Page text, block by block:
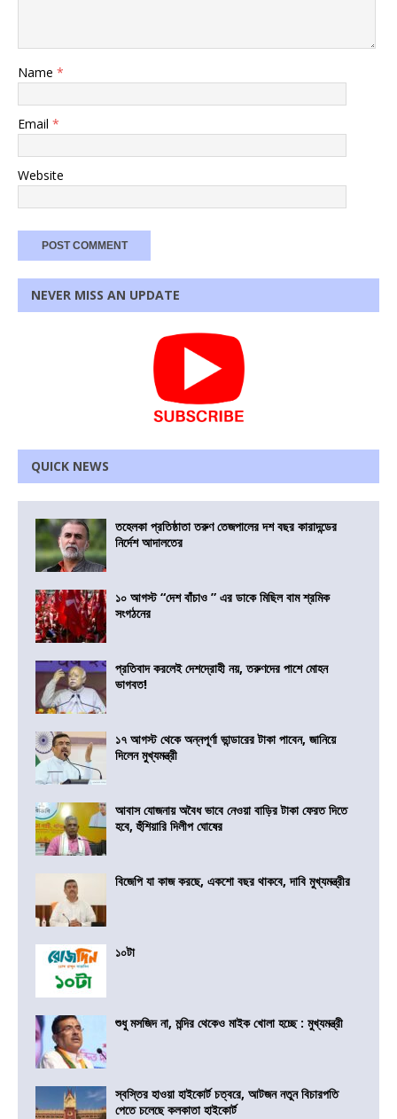
Name *
Email *
Website
NEVER MISS AN UPDATE
QUICK NEWS
তহেলকা প্রতিষ্ঠাতা তরুণ তেজপালের দশ বছর কারাদন্ডের
নির্দেশ আদালতের
১০ আগস্ট “দেশ বাঁচাও ” এর ডাকে মিছিল বাম শ্রমিক
সংগঠনের
প্রতিবাদ করলেই দেশদ্রোহী নয়, তরুণদের পাশে মোহন
ভাগবত!
১৭ আগস্ট থেকে অন্নপূর্ণা ভান্ডারের টাকা পাবেন, জানিয়ে
দিলেন মুখ্যমন্ত্রী
আবাস যোজনায় অবৈধ ভাবে নেওয়া বাড়ির টাকা ফেরত দিতে
হবে, হুঁশিয়ারি দিলীপ ঘোষের
বিজেপি যা কাজ করছে, একশো বছর থাকবে, দাবি মুখ্যমন্ত্রীর
১০টা
শুধু মসজিদ না, মন্দির থেকেও মাইক খোলা হচ্ছে : মুখ্যমন্ত্রী
স্বস্তির হাওয়া হাইকোর্ট চত্বরে, আটজন নতুন বিচারপতি
পেতে চলেছে কলকাতা হাইকোর্ট